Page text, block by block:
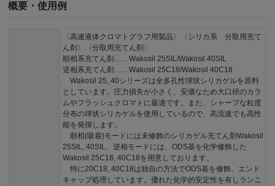
概要・使用例
〈高速液体クロマトグラフ用製品〉〈シリカ系 分取用充て
ん剤〉〈分取用充てん剤〉
順相系充てん剤……Wakosil 25SIL/Wakosil 40SIL
逆相系充てん剤……Wakosil 25C18/Wakosil 40C18
Wakosil 25, 40シリーズは全多孔性球状シリカゲルを原料
としています。圧力損失が小さく、安価なため大口径のカラ
ムやフラッシュクロマトに最適です。また、シャープな粒度
分布の球状シリカゲルを使用しているので、高流速でも高性
能を発揮します。
順相(吸着)モードには未修飾のシリカゲル充てん剤Wakosil
25SIL, 40SIL、逆相モードには、ODS基を化学修飾した
Wakosil 25C18, 40C18を用意しております。
特に20C18, 40C18は独自の方法でODS基を修飾、エンド
キャップ処理しています。優れた化学的安定性を有しランニ